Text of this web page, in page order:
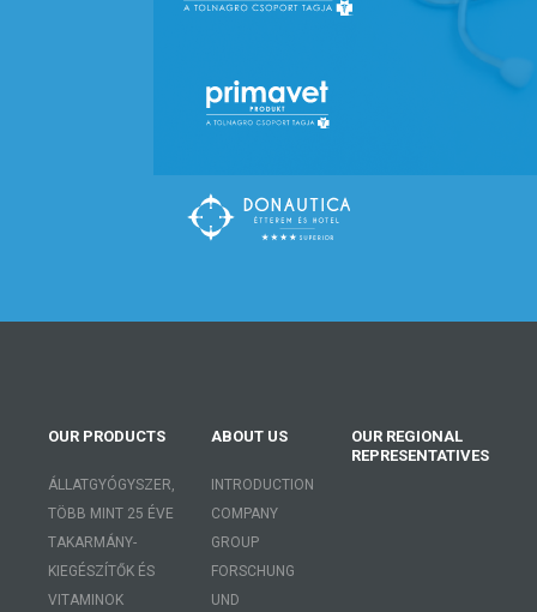
OUR PRODUCTS
ÁLLATGYÓGYSZER,
TÖBB MINT 25 ÉVE
TAKARMÁNY-
KIEGÉSZÍTŐK ÉS
VITAMINOK
ABOUT US
INTRODUCTION
COMPANY
GROUP
FORSCHUNG
UND
OUR REGIONAL
REPRESENTATIVES